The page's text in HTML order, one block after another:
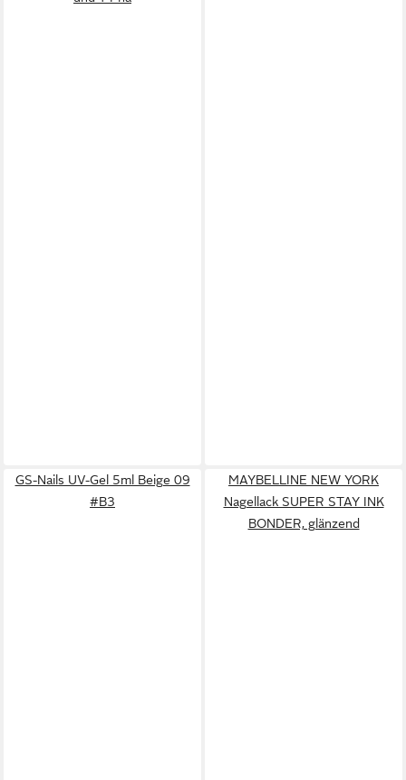
GS-Nails UV-Gel 5ml Beige 09
#B3
MAYBELLINE NEW YORK
Nagellack SUPER STAY INK
BONDER, glänzend